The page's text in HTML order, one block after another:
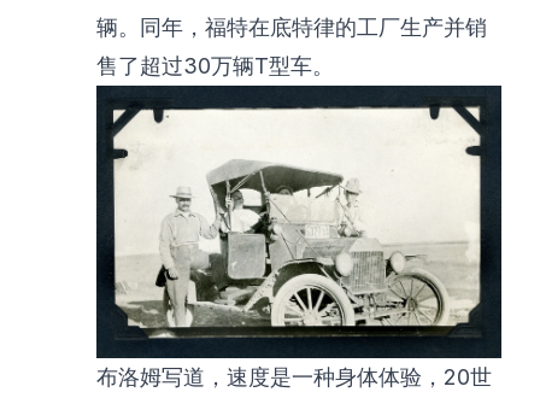
辆。同年，福特在底特律的工厂生产并销
售了超过30万辆T型车。
布洛姆写道，速度是一种身体体验，20世